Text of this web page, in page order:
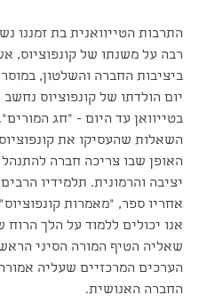
התרבות הטייוואנית בת זמננו
רבה על משנתו של קונפוציוס,
ביציבות החברה והשלטון,
יום הולדתו של קונפוציוס
בטייוואן עד היום - ״חג
השאלות שהעסיקו את
האופן שבו צריכה חברה
יציבה והרמונית. תלמידיו
אחריו ספר, ״מאמרות
אנו יכולים ללמוד על הלך
שאליה הטיף המורה הסיני
הערכים המרכזיים שעליה
החברה האנושית.